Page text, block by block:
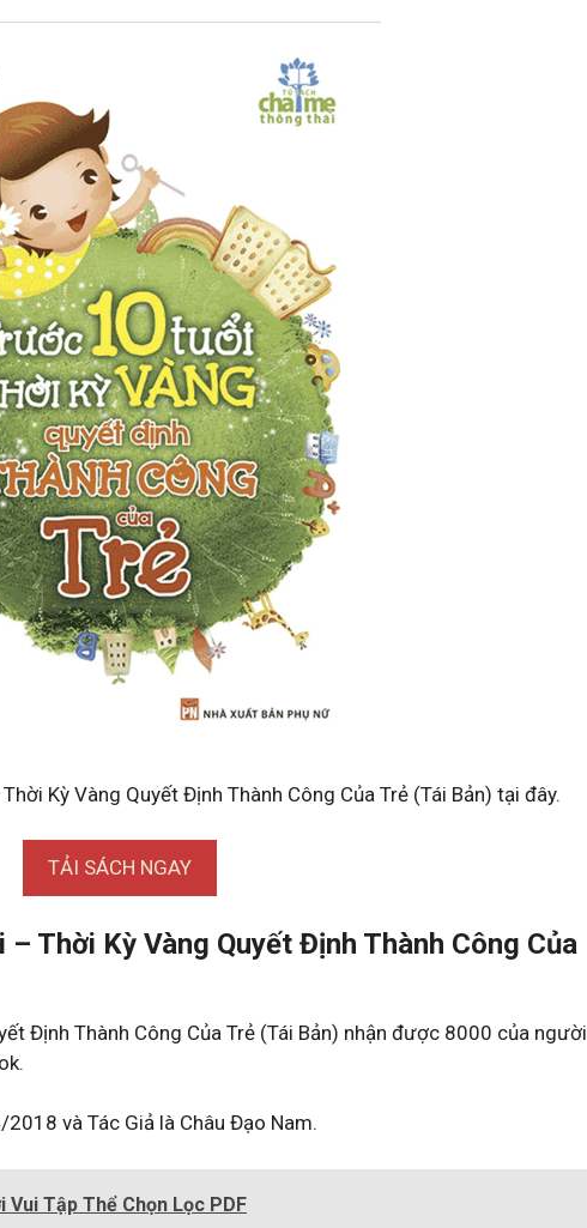
Kỳ Vàng Quyết Định Thành Công Của Trẻ (Tái Bản) tại đây.
TẢI SÁCH NGAY
Thời Kỳ Vàng Quyết Định Thành Công Của
Định Thành Công Của Trẻ (Tái Bản) nhận được 8000 của người
và Tác Giả là Châu Đạo Nam.
Tập Thể Chọn Lọc PDF